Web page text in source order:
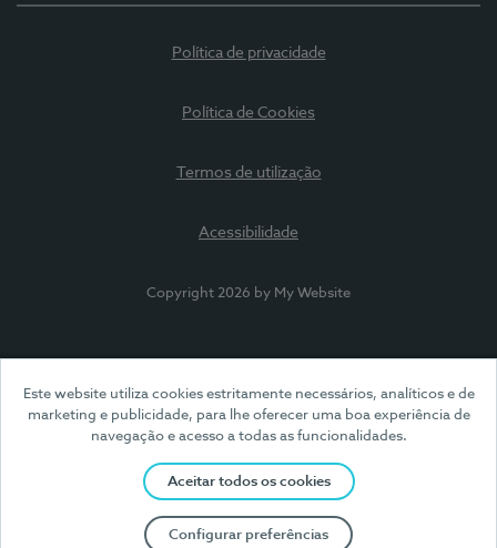
Este website utiliza cookies estritamente necessários, analíticos e de
marketing e publicidade, para lhe oferecer uma boa experiência de
navegação e acesso a todas as funcionalidades.
Aceitar todos os cookies
Configurar preferências
Política de privacidade
Política de Cookies
Termos de utilização
Acessibilidade
Copyright 2026 by My Website